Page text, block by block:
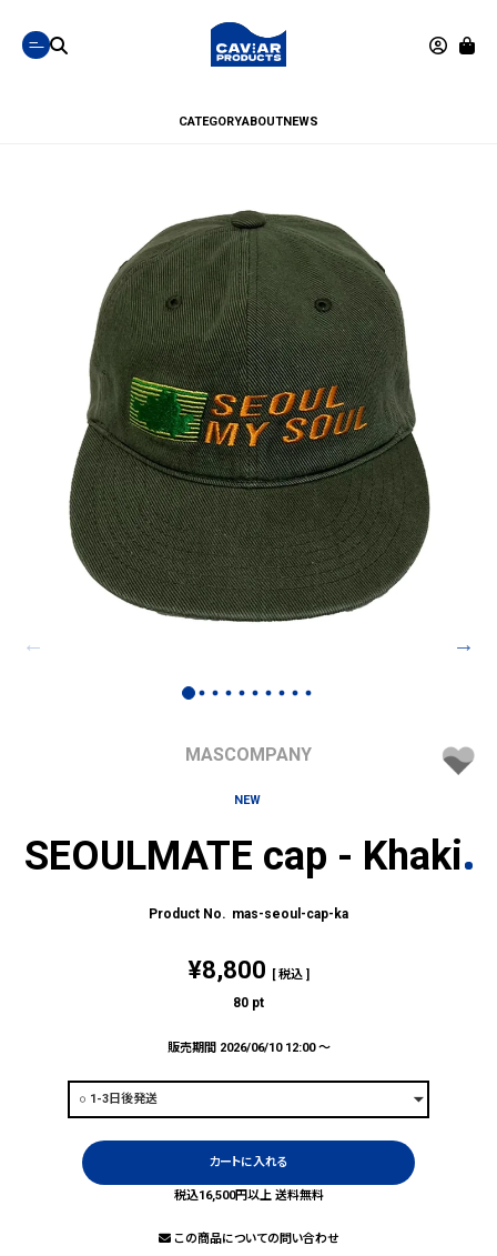
CATEGORYABOUTNEWS
MASCOMPANY
NEW
SEOULMATE cap - Khaki
mas-seoul-cap-ka
¥8,800 税込
80 pt
販売期間 2026/06/10 12:00〜
カートに入れる
税込16,500円以上 送料無料
この商品についての問い合わせ